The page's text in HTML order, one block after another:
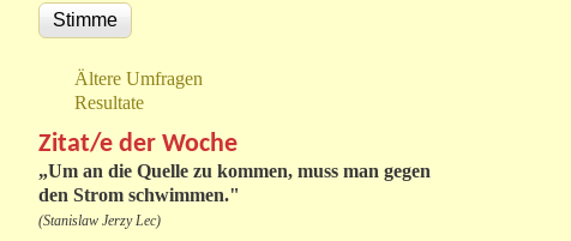
Ältere Umfragen
Resultate
Zitat/e der Woche
„Um an die Quelle zu kommen, muss man gegen
den Strom schwimmen."
(Stanislaw Jerzy Lec)